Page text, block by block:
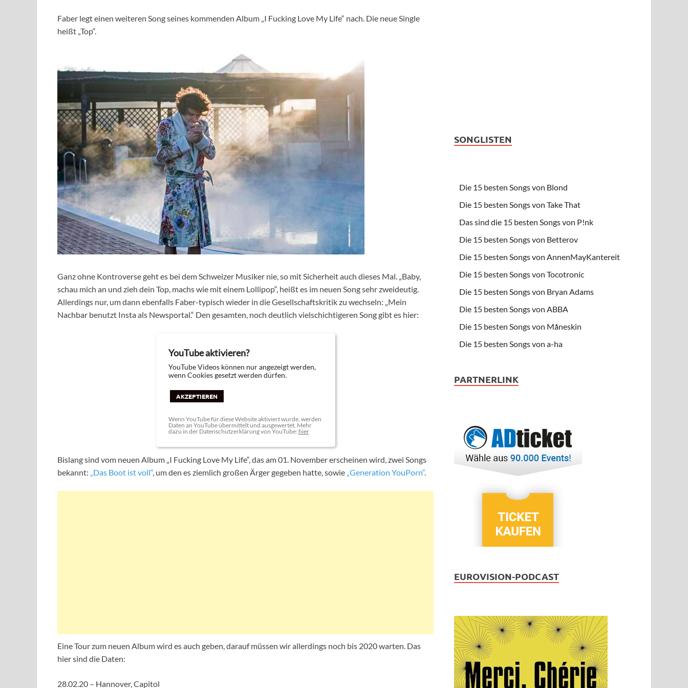
Faber legt einen weiteren Song seines kommenden Album „I Fucking Love My Life“ nach. Die neue Single
heißt „Top“.
Ganz ohne Kontroverse geht es bei dem Schweizer Musiker nie, so mit Sicherheit auch dieses Mal. „Baby,
schau mich an und zieh dein Top, machs wie mit einem Lollipop“, heißt es im neuen Song sehr zweideutig.
Allerdings nur, um dann ebenfalls Faber-typisch wieder in die Gesellschaftskritik zu wechseln: „Mein
Nachbar benutzt Insta als Newsportal.“ Den gesamten, noch deutlich vielschichtigeren Song gibt es hier:
YouTube aktivieren?
YouTube Videos können nur angezeigt werden,
wenn Cookies gesetzt werden dürfen.
AKZEPTIEREN
Wenn YouTube für diese Website aktiviert wurde, werden
Daten an YouTube übermittelt und ausgewertet. Mehr
dazu in der Datenschutzerklärung von YouTube: hier
Bislang sind vom neuen Album „I Fucking Love My Life“, das am 01. November erscheinen wird, zwei Songs
bekannt: „Das Boot ist voll“, um den es ziemlich großen Ärger gegeben hatte, sowie „Generation YouPorn“.
Eine Tour zum neuen Album wird es auch geben, darauf müssen wir allerdings noch bis 2020 warten. Das
hier sind die Daten:
28.02.20 – Hannover, Capitol
SONGLISTEN
Die 15 besten Songs von Blond
Die 15 besten Songs von Take That
Das sind die 15 besten Songs von P!nk
Die 15 besten Songs von Betterov
Die 15 besten Songs von AnnenMayKantereit
Die 15 besten Songs von Tocotronic
Die 15 besten Songs von Bryan Adams
Die 15 besten Songs von ABBA
Die 15 besten Songs von Måneskin
Die 15 besten Songs von a-ha
PARTNERLINK
EUROVISION-PODCAST